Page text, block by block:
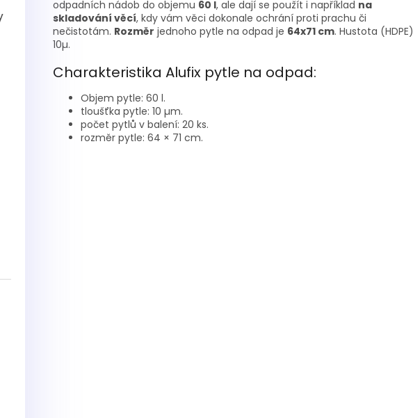
odpadních nádob do objemu 60 l, ale dají se použít i například na
skladování věcí, kdy vám věci dokonale ochrání proti prachu či
nečistotám. Rozměr jednoho pytle na odpad je 64x71 cm. Hustota (HDPE)
10µ.
Charakteristika Alufix pytle na odpad:
Objem pytle: 60 l.
tloušťka pytle: 10 µm.
počet pytlů v balení: 20 ks.
rozměr pytle: 64 × 71 cm.